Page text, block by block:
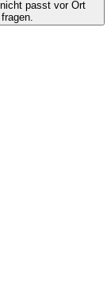
passt vor Ort